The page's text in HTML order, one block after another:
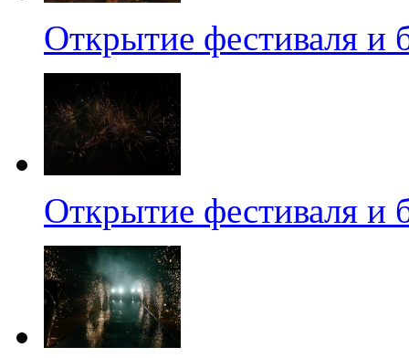
Открытие фестиваля и
Открытие фестиваля и